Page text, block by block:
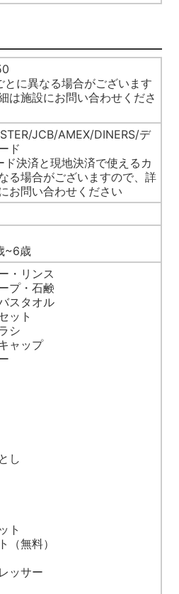
とに異なる場合がございます
は施設にお問い合わせくださ
JCB/AMEX/DINERS/デ
ド
ド決済と現地決済で使えるカ
る場合がございますので、詳
お問い合わせください
~6歳
・リンス
プ・石鹸
スタオル
ット
シ
ャップ
し
ト
（無料）
ッサー